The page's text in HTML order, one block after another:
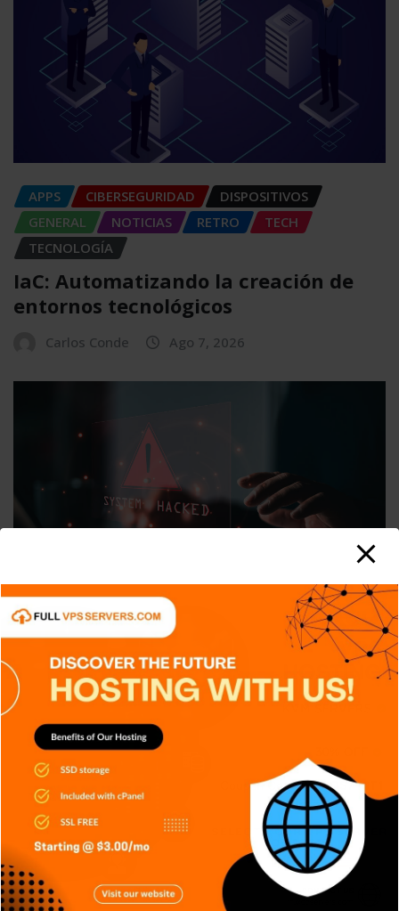
APPS CIBERSEGURIDAD
DISPOSITIVOS
GENERAL
NOTICIAS RETRO
TECH
TECNOLOGÍA
IaC: Automatizando la creación de
entornos tecnológicos
Carlos Conde Ago 7, 2026
APPS DISPOSITIVOS
NOTICIAS
Shadow IT: El riesgo silencioso que
muchas empresas no detectan
Carlos Conde